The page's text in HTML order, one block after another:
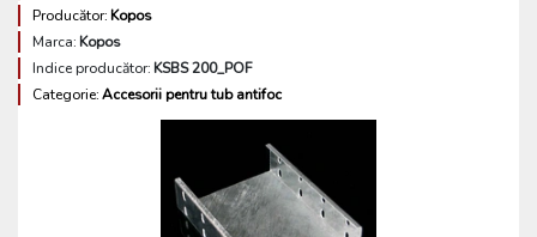
Producător:Kopos
Marca:Kopos
Indice producător:KSBS 200_POF
Categorie:Accesorii pentru tub antifoc